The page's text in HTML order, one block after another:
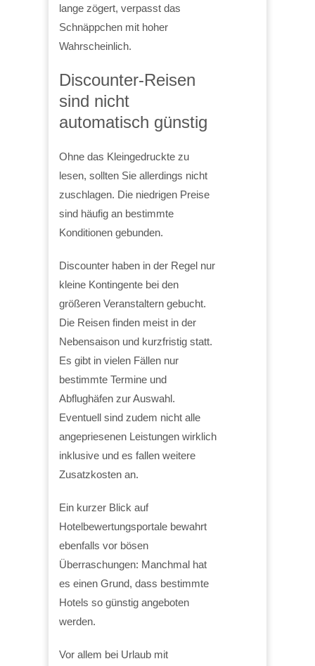
lange zögert, verpasst das
Schnäppchen mit hoher
Wahrscheinlich.
Discounter-Reisen
sind nicht
automatisch günstig
Ohne das Kleingedruckte zu
lesen, sollten Sie allerdings nicht
zuschlagen. Die niedrigen Preise
sind häufig an bestimmte
Konditionen gebunden.
Discounter haben in der Regel nur
kleine Kontingente bei den
größeren Veranstaltern gebucht.
Die Reisen finden meist in der
Nebensaison und kurzfristig statt.
Es gibt in vielen Fällen nur
bestimmte Termine und
Abflughäfen zur Auswahl.
Eventuell sind zudem nicht alle
angepriesenen Leistungen wirklich
inklusive und es fallen weitere
Zusatzkosten an.
Ein kurzer Blick auf
Hotelbewertungsportale bewahrt
ebenfalls vor bösen
Überraschungen: Manchmal hat
es einen Grund, dass bestimmte
Hotels so günstig angeboten
werden.
Vor allem bei Urlaub mit